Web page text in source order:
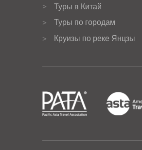
>
Туры в Китай
>
Туры по городам
>
Круизы по реке Янцзы